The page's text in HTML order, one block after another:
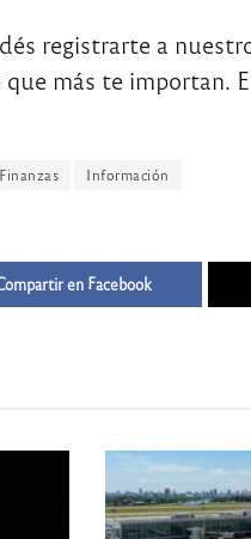
registrarte a
más te importan.
Finanzas Información
en Facebook